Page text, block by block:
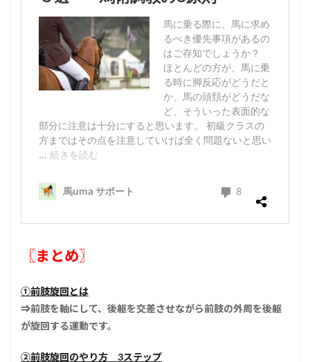
〖まとめ〗
①前肢旋回とは
⇒前肢を軸にして、後躯を交差させながら前肢の外周を後躯
が旋回する運動です。
②前肢旋回のやり方 3ステップ